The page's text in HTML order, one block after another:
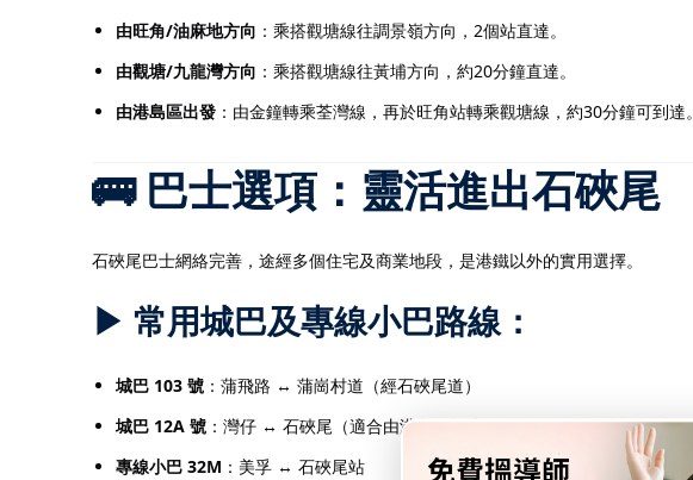
由旺角/油麻地方向 ：乘搭觀塘線往調景嶺方向，2個站直達。
由觀塘/九龍灣方向 ：乘搭觀塘線往黃埔方向，約20分鐘直達。
由港島區出發 ：由金鐘轉乘荃灣線，再於旺角站轉乘觀塘線，約30分鐘可到達。
🚌 巴士選項：靈活進出石硤尾
石硤尾巴士網絡完善，途經多個住宅及商業地段，是港鐵以外的實用選擇。
▶ 常用城巴及專線小巴路線：
城巴 103 號 ：蒲飛路 ↔ 蒲崗村道（經石硤尾道）
城巴 12A 號 ：灣仔 ↔ 石硤尾（適合由港島區前往）
專線小巴 32M ：美孚 ↔ 石硤尾站